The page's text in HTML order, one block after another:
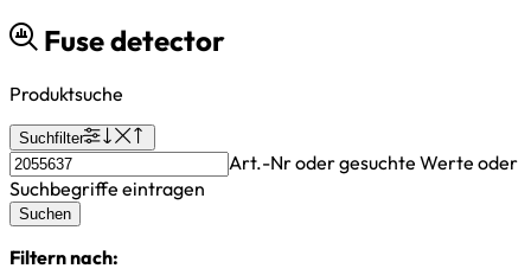
Fuse detector
Produktsuche
Suchfilter
Art.-Nr oder gesuchte Werte oder
Suchbegriffe eintragen
Suchen
Filtern nach: